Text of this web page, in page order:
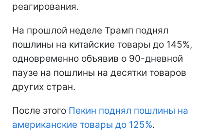
реагирования.
На прошлой неделе Трамп поднял
пошлины на китайские товары до 145%,
одновременно объявив о 90-дневной
паузе на пошлины на десятки товаров
других стран.
После этого Пекин поднял пошлины на
американские товары до 125%.